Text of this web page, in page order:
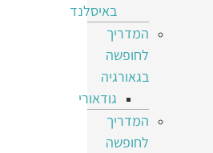
באיסלנד
המדריך
לחופשה
בגאורגיה
גודאורי
המדריך
לחופשה